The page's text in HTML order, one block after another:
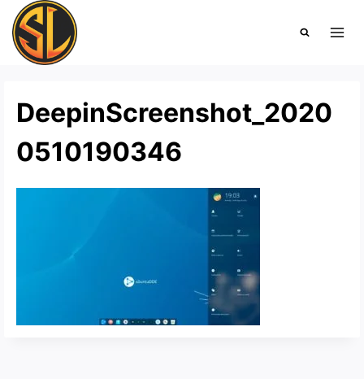
Saltar
contenido
DeepinScreenshot_2020
0510190346